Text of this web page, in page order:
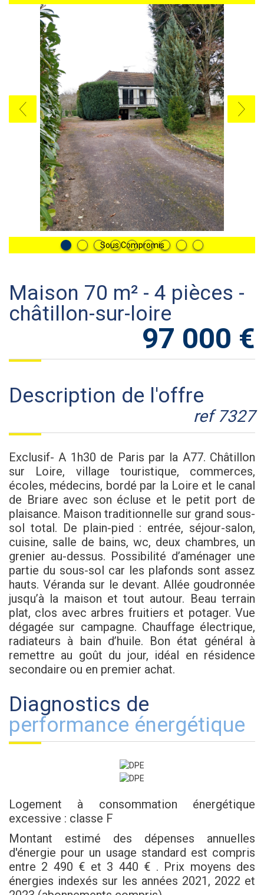
Sous Compromis
maison 70 m² - 4 pièces -
châtillon-sur-loire
97 000 €
description de l'offre
ref 7327
Exclusif- A 1h30 de Paris par la A77. Châtillon
sur Loire, village touristique, commerces,
écoles, médecins, bordé par la Loire et le canal
de Briare avec son écluse et le petit port de
plaisance. Maison traditionnelle sur grand sous-
sol total. De plain-pied : entrée, séjour-salon,
cuisine, salle de bains, wc, deux chambres, un
grenier au-dessus. Possibilité d’aménager une
partie du sous-sol car les plafonds sont assez
hauts. Véranda sur le devant. Allée goudronnée
jusqu’à la maison et tout autour. Beau terrain
plat, clos avec arbres fruitiers et potager. Vue
dégagée sur campagne. Chauffage électrique,
radiateurs à bain d’huile. Bon état général à
remettre au goût du jour, idéal en résidence
secondaire ou en premier achat.
diagnostics de
performance énergétique
Logement à consommation énergétique
excessive : classe F
Montant estimé des dépenses annuelles
d'énergie pour un usage standard est compris
entre 2 490 € et 3 440 € . Prix moyens des
énergies indexés sur les années 2021, 2022 et